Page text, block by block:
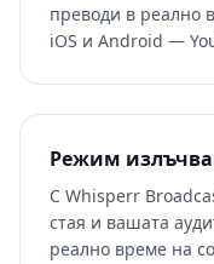
преводи в реално
iOS и Android —
Режим
С Whisperr
стая и вашата
реално време на